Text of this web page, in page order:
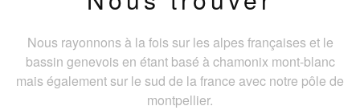
Nous rayonnons à la fois sur les alpes françaises et le
bassin genevois en étant basé à chamonix mont-blanc
mais également sur le sud de la france avec notre pôle de
montpellier.